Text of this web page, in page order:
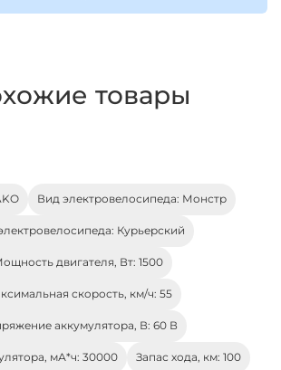
товары
Вид электровелосипеда: Монстр
Курьерский
двигателя, Вт: 1500
скорость, км/ч: 55
аккумулятора, В: 60 В
мА*ч: 30000 Запас хода, км: 100